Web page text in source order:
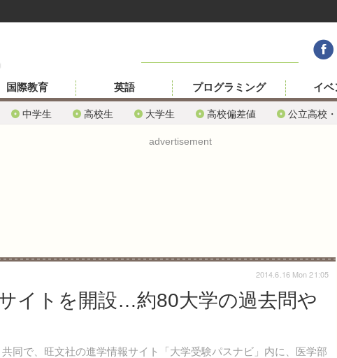
中学生 高校生 大学生 高校偏差値 公立高校
国際教育 英語 プログラミング イベ
advertisement
イトを開設…約80大学の過去問や
同で、旺文社の進学情報サイト「大学受験パスナビ」内に、医学部
2014.6.16 Mon 21:05